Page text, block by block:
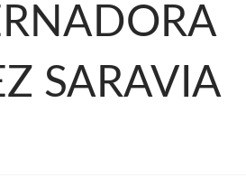
SARAVIA